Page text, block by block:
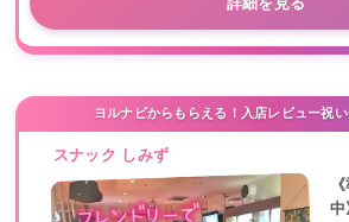
ヨルナビからもらえる！入店レビュー祝
スナック しみず
中